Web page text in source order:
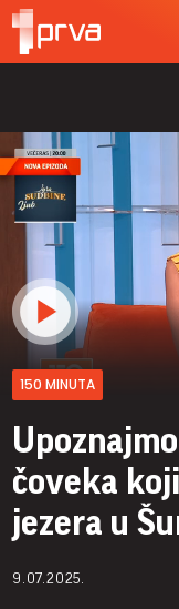
150 MINUTA
čoveka
jezera u
9.07.2025.